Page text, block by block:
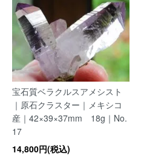
宝石質ベラクルスアメシスト
｜原石クラスター｜メキシコ
産｜42×39×37mm 18g｜No.
17
14,800円(税込)